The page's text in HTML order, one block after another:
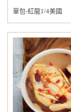
單包-紅龍1/4美國